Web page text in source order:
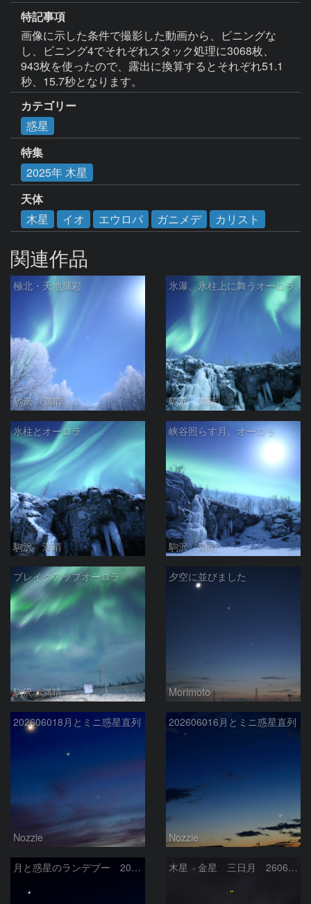
特記事項
画像に示した条件で撮影した動画から、ビニングな
し、ビニング4でそれぞれスタック処理に3068枚、
943枚を使ったので、露出に換算するとそれぞれ51.1
秒、15.7秒となります。
カテゴリー
惑星
特集
2025年 木星
天体
木星
イオ エウロパ ガニメデ カリスト
関連作品
極北・天地輝彩
駒沢 満晴
氷瀑、氷柱上に舞うオーロラ
駒沢 満晴
氷柱とオーロラ
駒沢 満晴
峡谷照らす月、オーロラ
駒沢 満晴
ブレイクアップオーロラ
駒沢 満晴
夕空に並びました
Morimoto
202606018月とミニ惑星直列
Nozzie
202606016月とミニ惑星直列
Nozzie
月と惑星のランデブー 2026/06/19 木星 金星 三日月 260618